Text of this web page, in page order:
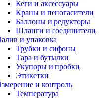
Кеги и аксессуары
Краны и пеногасители
Баллоны и редукторы
Шланги и соединители
и упаковка
Трубки и сифоны
Тара и бутылки
Укупоры и пробки
Этикетки
и контроль
Температура